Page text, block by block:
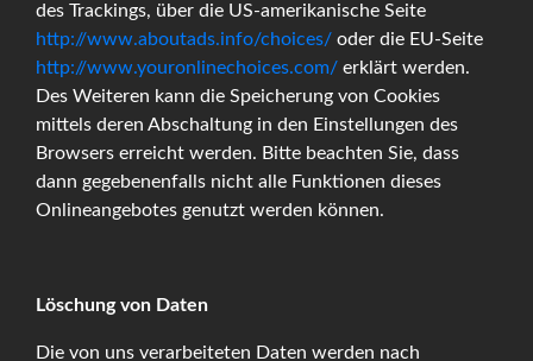
des Trackings, über die US-amerikanische Seite
http://www.aboutads.info/choices/ oder die EU-Seite
http://www.youronlinechoices.com/ erklärt werden.
Des Weiteren kann die Speicherung von Cookies
mittels deren Abschaltung in den Einstellungen des
Browsers erreicht werden. Bitte beachten Sie, dass
dann gegebenenfalls nicht alle Funktionen dieses
Onlineangebotes genutzt werden können.
Löschung von Daten
Die von uns verarbeiteten Daten werden nach